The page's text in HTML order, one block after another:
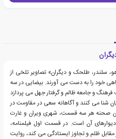
سلندر، طلحک و دیگران» تصاویر تلخی از
خود را به دست می آورند. بیضایی در سه
فرهنگ و جامعه ظالم و گرفتار جهل می پردازد
شنا می کنند و آگاهانه سعی در مقاومت در
صحنه هر سه قسمت، شهری ویران و غارت
آن است. در قسمت اول فیلمنامه،
ظلم و تجاوز ایستادگی می کند، روایت